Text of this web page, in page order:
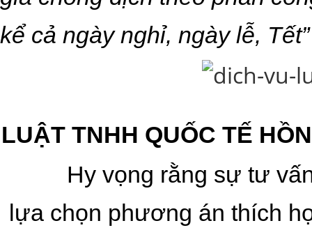
kể cả ngày nghỉ, ngày lễ, Tết”
LUẬT TNHH QUỐC TẾ
Hy vọng rằng sự tư
lựa chọn phương án thích